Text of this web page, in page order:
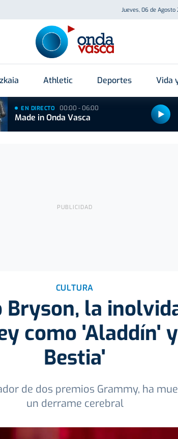
Jueves, 06 de
Athletic Deportes Vida
EN DIRECTO 00:00 - 06:00
Made in Onda Vasca
CULTURA
Bryson, la
como 'Aladdín'
Bestia'
de dos premios Grammy, ha
un derrame cerebral